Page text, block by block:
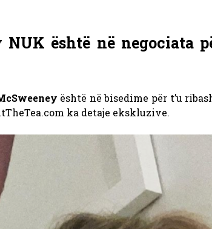
NUK është në negociata
është në bisedime për t’u
ka detaje ekskluzive.